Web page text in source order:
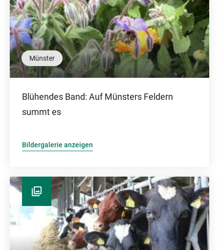
Münster
Blühendes Band: Auf Münsters Feldern
summt es
Bildergalerie anzeigen